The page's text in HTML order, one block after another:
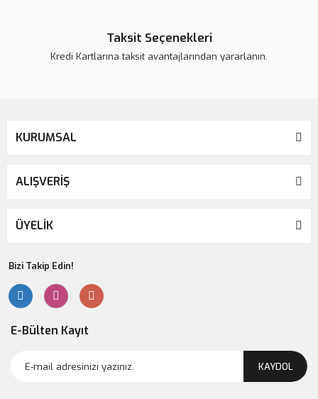
Taksit Seçenekleri
Kredi Kartlarına taksit avantajlarından yararlanın.
KURUMSAL
ALIŞVERİŞ
ÜYELİK
Bizi Takip Edin!
E-Bülten Kayıt
KAYDOL